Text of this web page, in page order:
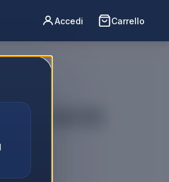
Accedi Carrello
10G 16/1TB